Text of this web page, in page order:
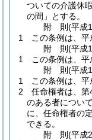
ついての介護休
の間」とする。
附 則(平成
1
この条例は、平
附 則(平成
1
この条例は、平
附 則(平成
1
この条例は、平
2
任命権者は、
のある者につい
に、任命権者の
できる。
附 則(平成